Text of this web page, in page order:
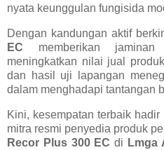
nyata keunggulan fungisida
Dengan kandungan aktif
EC memberikan
meningkatkan nilai jual
dan hasil uji lapangan
dalam menghadapi tantangan
Kini, kesempatan terbaik hadir
mitra resmi penyedia produk
Recor Plus 300 EC di Lmga